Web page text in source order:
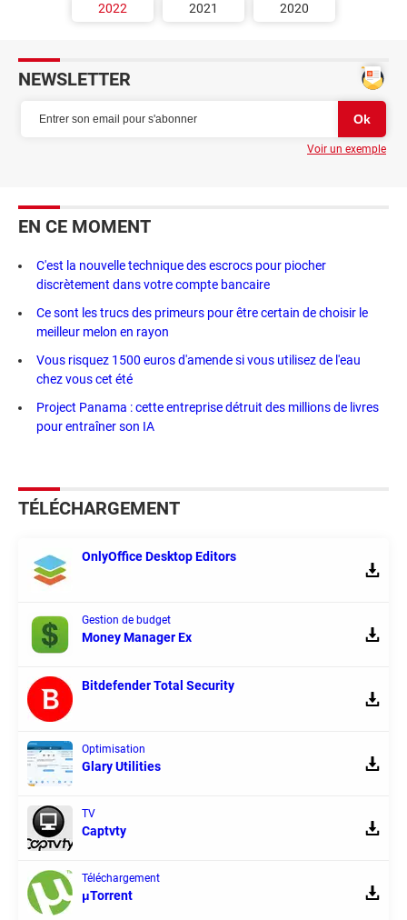
2022 2021 2020
NEWSLETTER
Voir un exemple
EN CE MOMENT
C'est la nouvelle technique des escrocs pour piocher
discrètement dans votre compte bancaire
Ce sont les trucs des primeurs pour être certain de choisir le
meilleur melon en rayon
Vous risquez 1500 euros d'amende si vous utilisez de l'eau
chez vous cet été
Project Panama : cette entreprise détruit des millions de livres
pour entraîner son IA
TÉLÉCHARGEMENT
OnlyOffice Desktop Editors
Gestion de budget
Money Manager Ex
Bitdefender Total Security
Optimisation
Glary Utilities
TV
Captvty
Téléchargement
μTorrent